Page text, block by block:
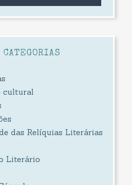
CATEGORIAS
cultural
das Relíquias Literárias
Literário